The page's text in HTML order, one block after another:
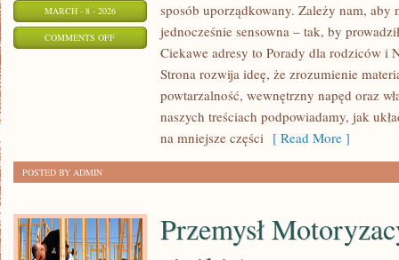
MARCH - 8 - 2026
COMMENTS OFFON
sposób uporządkowany. Zależy nam, aby
jednocześnie sensowna – tak, by
Ciekawe adresy to Porady dla rodziców i
Strona rozwija ideę, że zrozumienie
powtarzalność, wewnętrzny napęd oraz
naszych treściach podpowiadamy, jak
na mniejsze części [ Read More ]
POSTED BY ADMIN
Przemysł